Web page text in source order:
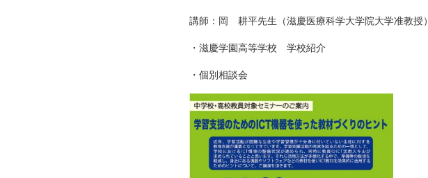
講師：岡 耕平先生（滋慶医療科学大学院大学准教授）
・滋慶学園高等学校 学校紹介
・個別相談会